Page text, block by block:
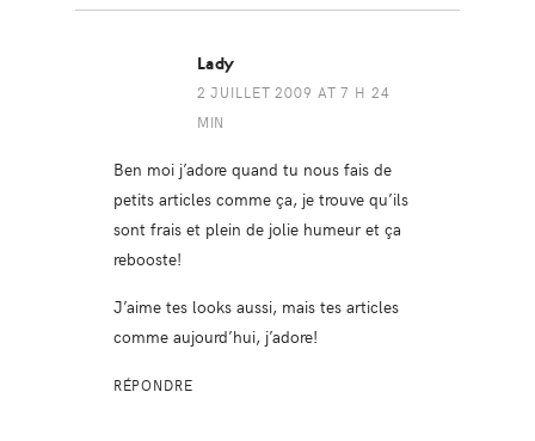
Lady
2 JUILLET 2009 AT 7 H 24
MIN
Ben moi j’adore quand tu nous fais de
petits articles comme ça, je trouve qu’ils
sont frais et plein de jolie humeur et ça
rebooste!
J’aime tes looks aussi, mais tes articles
comme aujourd’hui, j’adore!
RÉPONDRE